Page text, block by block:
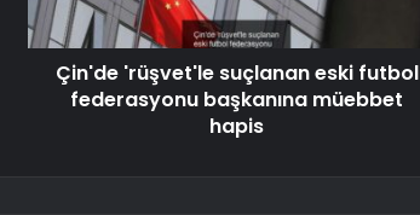
Çin'de 'rüşvet'le suçlanan eski futbol
federasyonu başkanına müebbet
hapis